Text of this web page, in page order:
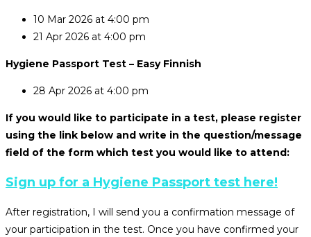
10 Mar 2026 at 4:00 pm
21 Apr 2026 at 4:00 pm
Hygiene Passport Test – Easy Finnish
28 Apr 2026 at 4:00 pm
If you would like to participate in a test, please register
using the link below and write in the question/message
field of the form which test you would like to attend:
Sign up for a Hygiene Passport test here!
After registration, I will send you a confirmation message of
your participation in the test. Once you have confirmed your